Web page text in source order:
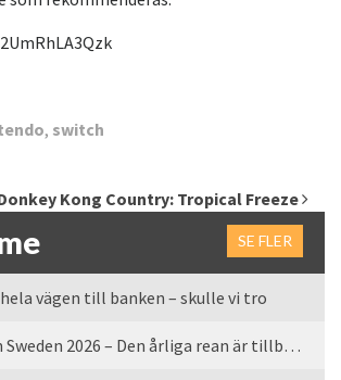
, switch
Kong Country: Tropical Freeze
SE FLER
vägen till banken – skulle vi tro
Games Made in Sweden 2026 – Den årliga rean är tillbaka